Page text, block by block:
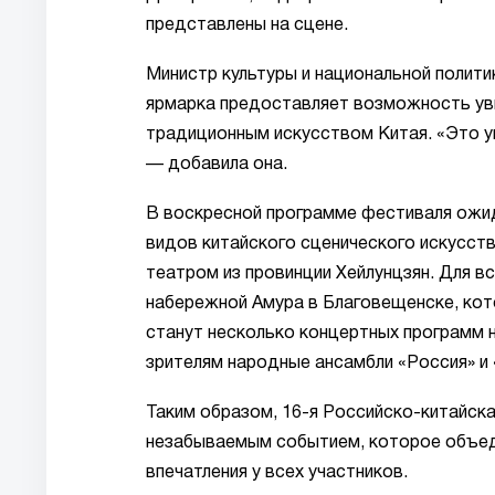
представлены на сцене.
Министр культуры и национальной
ярмарка предоставляет возможность
традиционным искусством Китая. «Это
— добавила она.
В воскресной программе фестиваля
видов китайского сценического
театром из провинции Хейлунцзян. Для
набережной Амура в Благовещенске,
станут несколько концертных
зрителям народные ансамбли «Россия» и
Таким образом, 16-я Российско-
незабываемым событием, которое
впечатления у всех участников.